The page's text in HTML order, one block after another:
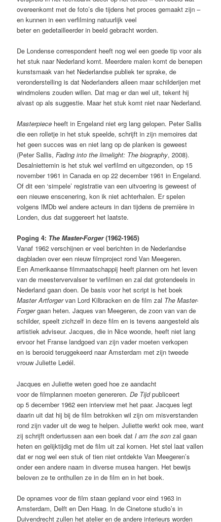
overeenkomt met de foto’s die tijdens het proces gemaakt zijn –
en kunnen in een verfilming natuurlijk veel
beter en gedetailleerder in beeld gebracht worden.
De Londense correspondent heeft nog wel een goede tip voor als
het stuk naar Nederland komt. Meerdere malen komt de benepen
kunstsmaak van het Nederlandse publiek ter sprake, de
veronderstelling is dat Nederlanders alleen maar schilderijen met
windmolens zouden willen. Dat mag er dan wel uit, tekent hij
alvast op als suggestie. Maar het stuk komt niet naar Nederland.
Masterpiece heeft in Engeland niet erg lang gelopen. Peter Sallis
die een rolletje in het stuk speelde, schrijft in zijn memoires dat
het geen succes was en niet lang op de planken is geweest
(Peter Sallis,Fading into the limelight: The biography, 2008).
Desalniettemin is het stuk wel verfilmd en uitgezonden, op 15
november 1961 in Canada en op 22 december 1961 in Engeland.
Of dit een ‘simpele’ registratie van een uitvoering is geweest of
een nieuwe enscenering, kon ik niet achterhalen. Er spelen
volgens IMDb wel andere acteurs in dan tijdens de première in
Londen, dus dat suggereert het laatste.
Poging 4: The Master-Forger(1962-1965)
Vanaf 1962 verschijnen er veel berichten in de Nederlandse
dagbladen over een nieuw filmproject rond Van Meegeren.
Een Amerikaanse filmmaatschappij heeft plannen om het leven
van de meestervervalser te verfilmen en zal dat grotendeels in
Nederland gaan doen. De basis voor het script is het boek
Master Artforgervan Lord Kilbracken en de film zal The Master-
Forgergaan heten. Jaques van Meegeren, de zoon van van de
schilder, speelt zichzelf in deze film en is tevens aangesteld als
artistiek adviseur. Jacques, die in Nice woonde, heeft niet lang
ervoor het Franse landgoed van zijn vader moeten verkopen
en is berooid teruggekeerd naar Amsterdam met zijn tweede
vrouw Juliette Ledél.
Jacques en Juliette weten goed hoe ze aandacht
voor de filmplannen moeten genereren.De Tijdpubliceert
op 5 december 1962 een interview met het paar. Jacques legt
daarin uit dat hij bij de film betrokken wil zijn om misverstanden
rond zijn vader uit de weg te helpen. Juliette werkt ook mee, want
zij schrijft ondertussen aan een boek dat I am the son zal gaan
heten en gelijktijdig met de film uit zal komen. Het stel laat vallen
dat er nog wel een stuk of tien niet ontdekte Van Meegeren’s
onder een andere naam in diverse musea hangen. Het bewijs
beloven ze te onthullen ze in de film en in het boek.
De opnames voor de film staan gepland voor eind 1963 in
Amsterdam, Delft en Den Haag. In de Cinetone studio’s in
Duivendrecht zullen het atelier en de andere interieurs worden